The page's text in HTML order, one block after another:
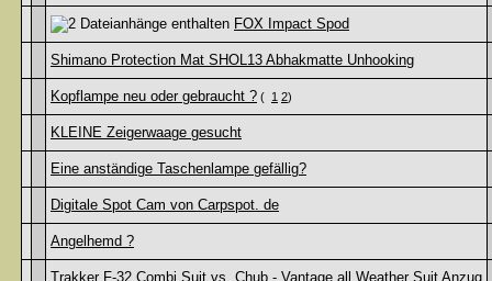
FOX Impact Spod
Shimano Protection Mat SHOL13 Abhakmatte Unhooking
Kopflampe neu oder gebraucht ? ( 1 2)
KLEINE Zeigerwaage gesucht
Eine anständige Taschenlampe gefällig?
Digitale Spot Cam von Carpspot. de
Angelhemd ?
Trakker F-32 Combi Suit vs. Chub - Vantage all Weather Suit Anzug